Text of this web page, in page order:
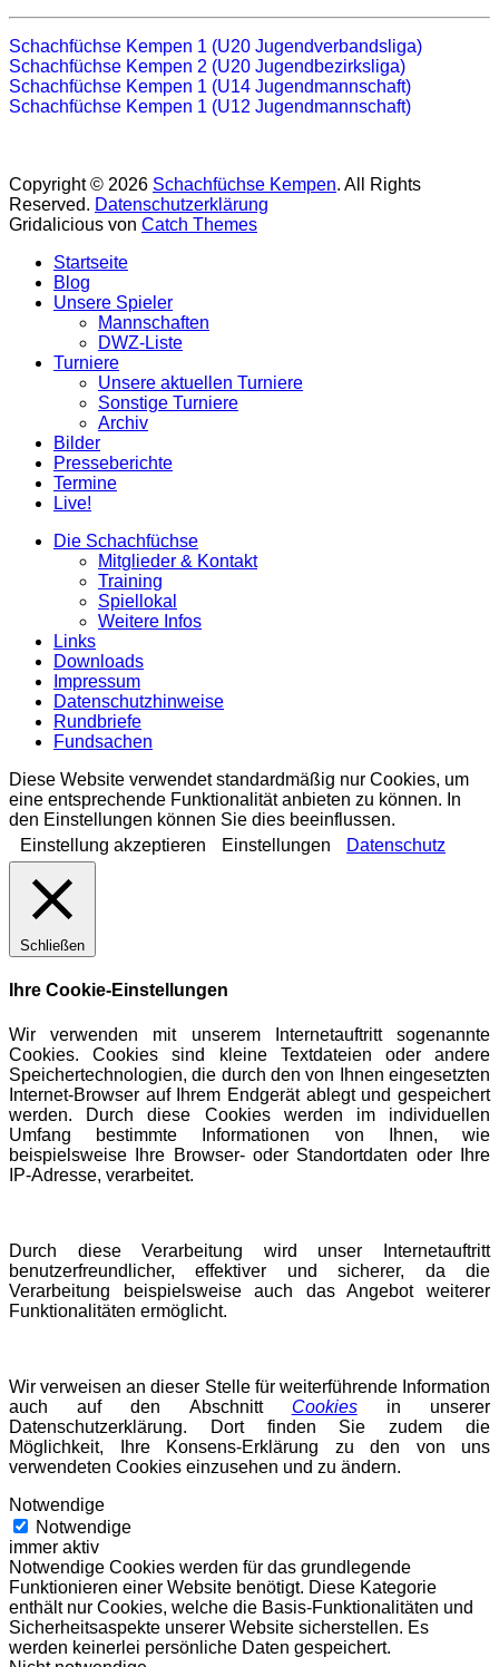
Schachfüchse Kempen 1 (U20 Jugendverbandsliga)
Schachfüchse Kempen 2 (U20 Jugendbezirksliga)
Schachfüchse Kempen 1 (U14 Jugendmannschaft)
Schachfüchse Kempen 1 (U12 Jugendmannschaft)
Copyright © 2026 Schachfüchse Kempen. All Rights
Reserved. Datenschutzerklärung
Gridalicious von Catch Themes
oben
scrollen
Startseite
Blog
Unsere Spieler
Mannschaften
DWZ-Liste
Turniere
Unsere aktuellen Turniere
Sonstige Turniere
Archiv
Bilder
Presseberichte
Termine
Live!
Die Schachfüchse
Mitglieder & Kontakt
Training
Spiellokal
Weitere Infos
Links
Downloads
Impressum
Datenschutzhinweise
Rundbriefe
Fundsachen
Diese Website verwendet standardmäßig nur Cookies, um
eine entsprechende Funktionalität anbieten zu können. In
den Einstellungen können Sie dies beeinflussen.
Einstellung akzeptieren
Einstellungen Datenschutz
Schließen
Ihre Cookie-Einstellungen
Wir verwenden mit unserem Internetauftritt sogenannte
Cookies. Cookies sind kleine Textdateien oder andere
Speichertechnologien, die durch den von Ihnen eingesetzten
Internet-Browser auf Ihrem Endgerät ablegt und gespeichert
werden. Durch diese Cookies werden im individuellen
Umfang bestimmte Informationen von Ihnen, wie
beispielsweise Ihre Browser- oder Standortdaten oder Ihre
IP-Adresse, verarbeitet.
Durch diese Verarbeitung wird unser Internetauftritt
benutzerfreundlicher, effektiver und sicherer, da die
Verarbeitung beispielsweise auch das Angebot weiterer
Funktionalitäten ermöglicht.
Wir verweisen an dieser Stelle für weiterführende Information
auch auf den Abschnitt Cookiesin unserer
Datenschutzerklärung. Dort finden Sie zudem die
Möglichkeit, Ihre Konsens-Erklärung zu den von uns
verwendeten Cookies einzusehen und zu ändern.
Notwendige
Notwendige
immer aktiv
Notwendige Cookies werden für das grundlegende
Funktionieren einer Website benötigt. Diese Kategorie
enthält nur Cookies, welche die Basis-Funktionalitäten und
Sicherheitsaspekte unserer Website sicherstellen. Es
werden keinerlei persönliche Daten gespeichert.